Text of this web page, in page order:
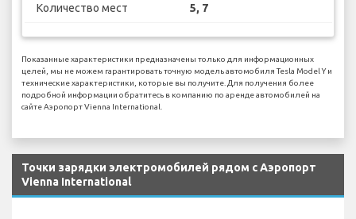
Количество мест 5, 7
Показанные характеристики предназначены только для информационных
целей, мы не можем гарантировать точную модель автомобиля Tesla Model Y и
технические характеристики, которые вы получите. Для получения более
подробной информации обратитесь в компанию по аренде автомобилей на
сайте Аэропорт Vienna International.
Точки зарядки электромобилей рядом с Аэропорт
Vienna International